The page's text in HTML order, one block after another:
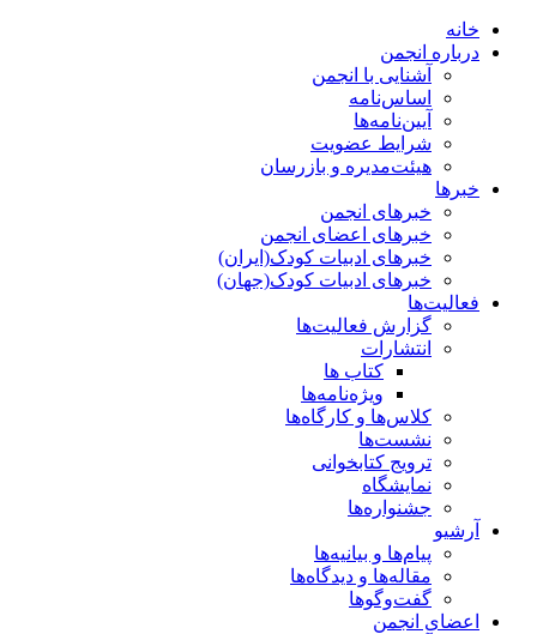
خانه
درباره انجمن
آشنایی با انجمن
اساس‌نامه
آیین‌نامه‌ها
شرایط عضویت
هیئت‌مدیره و بازرسان
خبرها
خبرهای انجمن
خبرهای اعضای انجمن
خبرهای ادبیات کودک(ایران)
خبرهای ادبیات کودک(جهان)
فعالیت‌ها
گزارش فعالیت‌ها
انتشارات
کتاب ها
ویژه‌نامه‌ها
کلاس‌ها و کارگاه‌ها
نشست‌ها
ترویج کتابخوانی
نمایشگاه
جشنواره‌ها
آرشیو
پیام‌ها و بیانیه‌ها
مقاله‌ها و دیدگاه‌ها
گفت‌وگوها
اعضای انجمن